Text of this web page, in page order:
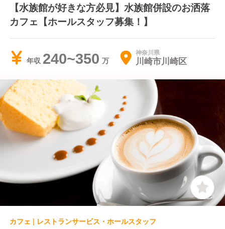
【水族館が好きな方必見】水族館併設のお洒落
カフェ【ホールスタッフ募集！】
年収 240~350 神奈川県
川崎市川崎区
カフェ | レストランサービス・ホールスタッフ